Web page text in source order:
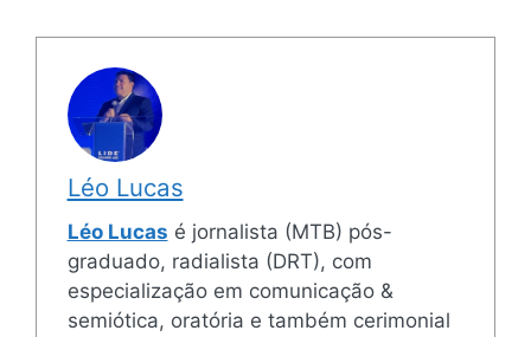
Léo Lucas
Léo Lucas é jornalista (MTB) pós-
graduado, radialista (DRT), com
especialização em comunicação &
semiótica, oratória e também cerimonial